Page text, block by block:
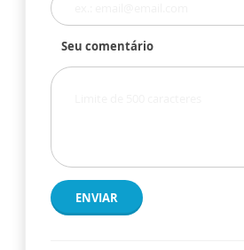
Seu comentário
ENVIAR